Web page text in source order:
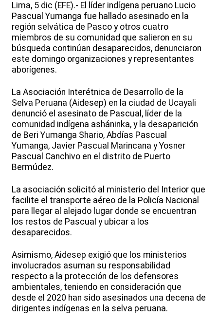
Lima, 5 dic (EFE).- El líder indígena peruano Lucio
Pascual Yumanga fue hallado asesinado en la
región selvática de Pasco y otros cuatro
miembros de su comunidad que salieron en su
búsqueda continúan desaparecidos, denunciaron
este domingo organizaciones y representantes
aborígenes.
La Asociación Interétnica de Desarrollo de la
Selva Peruana (Aidesep) en la ciudad de Ucayali
denunció el asesinato de Pascual, líder de la
comunidad indígena asháninka, y la desaparición
de Beri Yumanga Shario, Abdías Pascual
Yumanga, Javier Pascual Marincana y Yosner
Pascual Canchivo en el distrito de Puerto
Bermúdez.
La asociación solicitó al ministerio del Interior que
facilite el transporte aéreo de la Policía Nacional
para llegar al alejado lugar donde se encuentran
los restos de Pascual y ubicar a los
desaparecidos.
Asimismo, Aidesep exigió que los ministerios
involucrados asuman su responsabilidad
respecto a la protección de los defensores
ambientales, teniendo en consideración que
desde el 2020 han sido asesinados una decena de
dirigentes indígenas en la selva peruana.